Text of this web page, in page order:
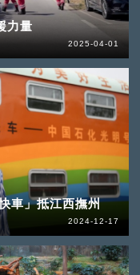
力量
2025-04-01
車」抵江西撫州
2024-12-17